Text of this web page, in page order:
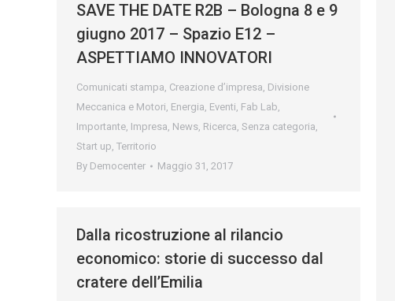
SAVE THE DATE R2B – Bologna 8 e 9
giugno 2017 – Spazio E12 –
ASPETTIAMO INNOVATORI
Comunicati stampa, Creazione d’impresa, Divisione
Meccanica e Motori, Energia, Eventi, Fab Lab,
Importante, Impresa, News, Ricerca, Senza categoria,
Start up, Territorio
By Democenter Maggio 31, 2017
Dalla ricostruzione al rilancio
economico: storie di successo dal
cratere dell’Emilia